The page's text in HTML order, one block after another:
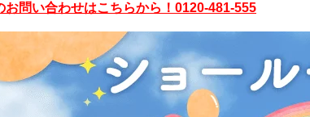
お問い合わせはこちらから！0120-481-555